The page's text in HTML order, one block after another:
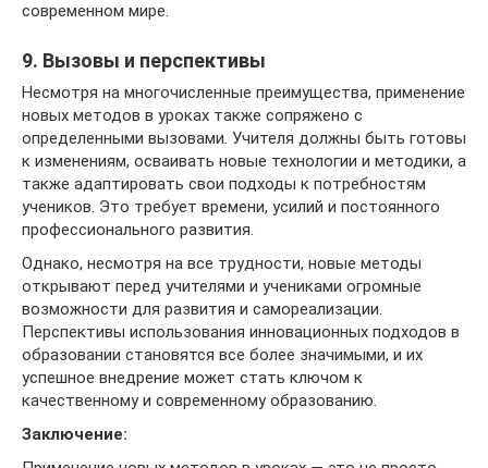
современном мире.
9. Вызовы и перспективы
Несмотря на многочисленные преимущества, применение
новых методов в уроках также сопряжено с
определенными вызовами. Учителя должны быть готовы
к изменениям, осваивать новые технологии и методики, а
также адаптировать свои подходы к потребностям
учеников. Это требует времени, усилий и постоянного
профессионального развития.
Однако, несмотря на все трудности, новые методы
открывают перед учителями и учениками огромные
возможности для развития и самореализации.
Перспективы использования инновационных подходов в
образовании становятся все более значимыми, и их
успешное внедрение может стать ключом к
качественному и современному образованию.
Заключение: